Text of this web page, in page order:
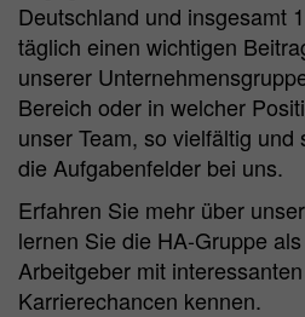
Deutschland und insgesamt
täglich einen wichtigen
unserer
Bereich oder in welcher
unser Team, so vielfältig und
die Aufgabenfelder bei uns.
Erfahren Sie mehr über
lernen Sie die HA-Gruppe
Arbeitgeber mit
Karrierechancen kennen.